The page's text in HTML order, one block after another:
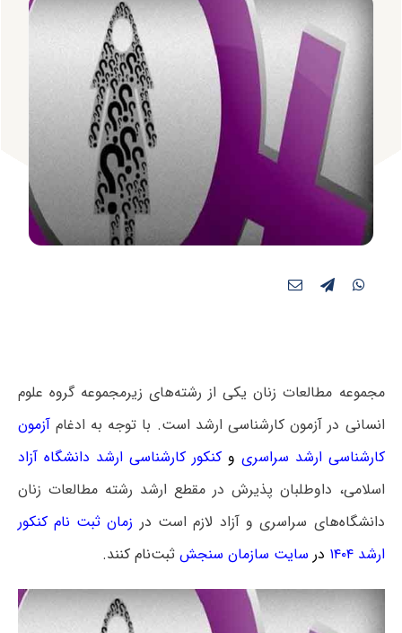
مجموعه مطالعات زنان یکی از رشته‌های زیرمجموعه گروه علوم
انسانی در آزمون کارشناسی ارشد است. با توجه به ادغامآزمون
کارشناسی ارشد سراسری وکنکور کارشناسی ارشد دانشگاه آزاد
اسلامی، داوطلبان پذیرش در مقطع ارشد رشته مطالعات زنان
دانشگاه‌های سراسری و آزاد لازم است در زمان ثبت نام کنکور
ارشد ۱۴۰۴
در سایت سازمان سنجش ثبت‌نام کنند.